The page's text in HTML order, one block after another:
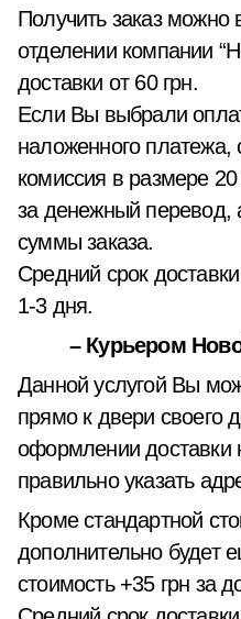
Получить заказ
отделении компании
доставки от 60 грн.
Если Вы выбрали
наложенного платежа,
комиссия в размере 20
за денежный перевод,
суммы заказа.
Средний срок
1-3 дня.
– Курьером
Данной услугой Вы
прямо к двери своего
оформлении доставки
правильно указать
Кроме стандартной
дополнительно будет
стоимость +35 грн за